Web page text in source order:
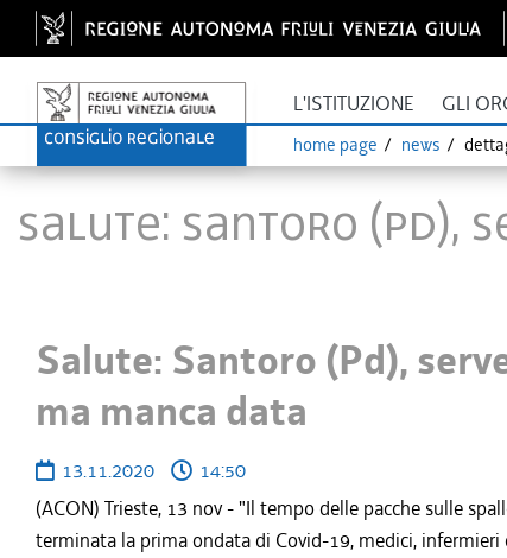
L'ISTITUZIONE GLI
home page news
Salute: Santoro (Pd),
Salute: Santoro (Pd),
ma manca data
13.11.2020
14:50
(ACON) Trieste, 13 nov - "Il tempo delle pacche sulle
terminata la prima ondata di Covid-19, medici,